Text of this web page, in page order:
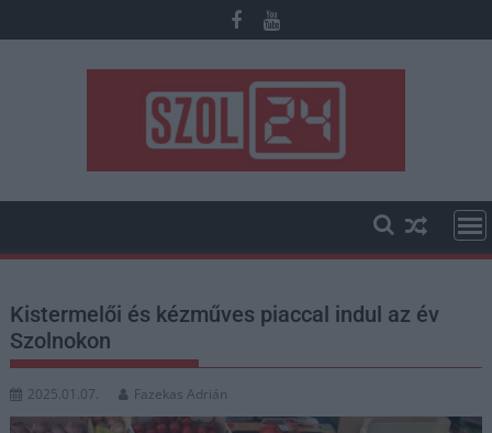
to
Kistermelői és kézműves piaccal indul az év
Szolnokon
2025.01.07. Fazekas Adrián